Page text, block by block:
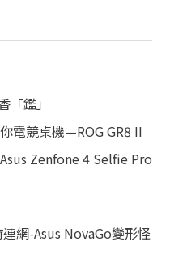
鑑」
電競桌機—ROG GR8 II
Zenfone 4 Selfie Pro
網-Asus NovaGo變形怪